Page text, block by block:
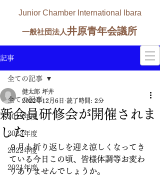
Junior Chamber International Ibara
一般社団法人井原青年会議所
記事
全ての記事
2019年度
2023年度
2022年度
2021年度
全ての記事
新会員研修会が開催されま
した
健太郎 坪井
2022年12月6日 読了時間: 2分
９月も折り返しを迎え涼しくなってき
ている今日この頃、皆様体調等お変わ
りありませんでしょうか。